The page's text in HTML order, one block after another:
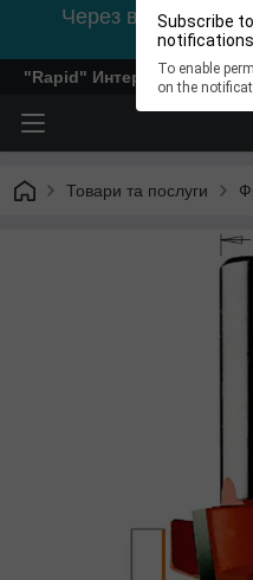
Subscribe
To enable
on the
Через відсутність
"Rapid" Интернет-
Товари та послуги